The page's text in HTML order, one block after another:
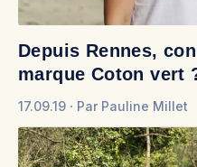
Depuis Rennes,
marque Coton vert
17.09.19 Par Pauline Millet